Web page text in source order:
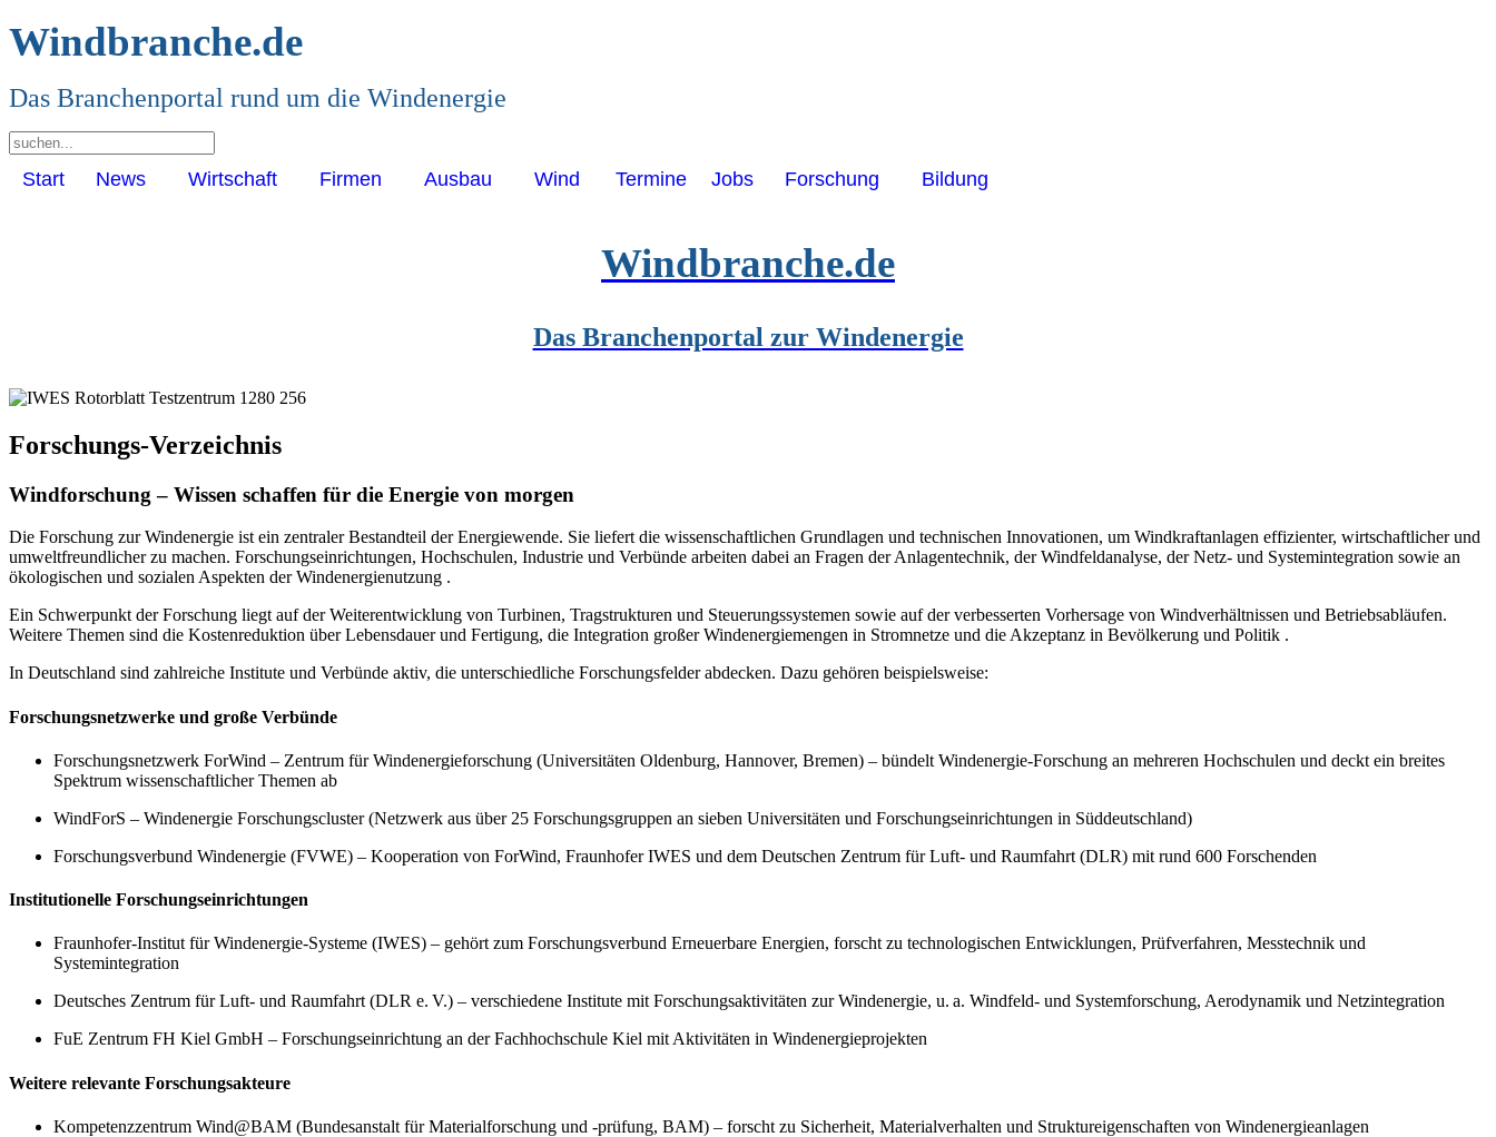
Windbranche.de
Das Branchenportal rund um die Windenergie
Start News Wirtschaft Firmen Ausbau Wind Termine Jobs Forschung Bildung
Windbranche.de
Das Branchenportal zur Windenergie
Forschungs-Verzeichnis
Windforschung – Wissen schaffen für die Energie von morgen
Die Forschung zur Windenergie ist ein zentraler Bestandteil der Energiewende. Sie liefert die wissenschaftlichen Grundlagen und technischen Innovationen, um Windkraftanlagen effizienter, wirtschaftlicher und
umweltfreundlicher zu machen. Forschungseinrichtungen, Hochschulen, Industrie und Verbünde arbeiten dabei an Fragen der Anlagentechnik, der Windfeldanalyse, der Netz‑ und Systemintegration sowie an
ökologischen und sozialen Aspekten der Windenergienutzung .
Ein Schwerpunkt der Forschung liegt auf der Weiterentwicklung von Turbinen, Tragstrukturen und Steuerungssystemen sowie auf der verbesserten Vorhersage von Windverhältnissen und Betriebsabläufen.
Weitere Themen sind die Kostenreduktion über Lebensdauer und Fertigung, die Integration großer Windenergiemengen in Stromnetze und die Akzeptanz in Bevölkerung und Politik .
In Deutschland sind zahlreiche Institute und Verbünde aktiv, die unterschiedliche Forschungsfelder abdecken. Dazu gehören beispielsweise:
Forschungsnetzwerke und große Verbünde
Forschungsnetzwerk ForWind – Zentrum für Windenergieforschung (Universitäten Oldenburg, Hannover, Bremen) – bündelt Windenergie‑Forschung an mehreren Hochschulen und deckt ein breites
Spektrum wissenschaftlicher Themen ab
WindForS – Windenergie Forschungscluster (Netzwerk aus über 25 Forschungsgruppen an sieben Universitäten und Forschungseinrichtungen in Süddeutschland)
Forschungsverbund Windenergie (FVWE) – Kooperation von ForWind, Fraunhofer IWES und dem Deutschen Zentrum für Luft‑ und Raumfahrt (DLR) mit rund 600 Forschenden
Institutionelle Forschungseinrichtungen
Fraunhofer‑Institut für Windenergie‑Systeme (IWES) – gehört zum Forschungsverbund Erneuerbare Energien, forscht zu technologischen Entwicklungen, Prüfverfahren, Messtechnik und
Systemintegration
Deutsches Zentrum für Luft‑ und Raumfahrt (DLR e. V.) – verschiedene Institute mit Forschungsaktivitäten zur Windenergie, u. a. Windfeld‑ und Systemforschung, Aerodynamik und Netzintegration
FuE Zentrum FH Kiel GmbH – Forschungseinrichtung an der Fachhochschule Kiel mit Aktivitäten in Windenergieprojekten
Weitere relevante Forschungsakteure
Kompetenzzentrum Wind@BAM (Bundesanstalt für Materialforschung und ‑prüfung, BAM) – forscht zu Sicherheit, Materialverhalten und Struktureigenschaften von Windenergieanlagen